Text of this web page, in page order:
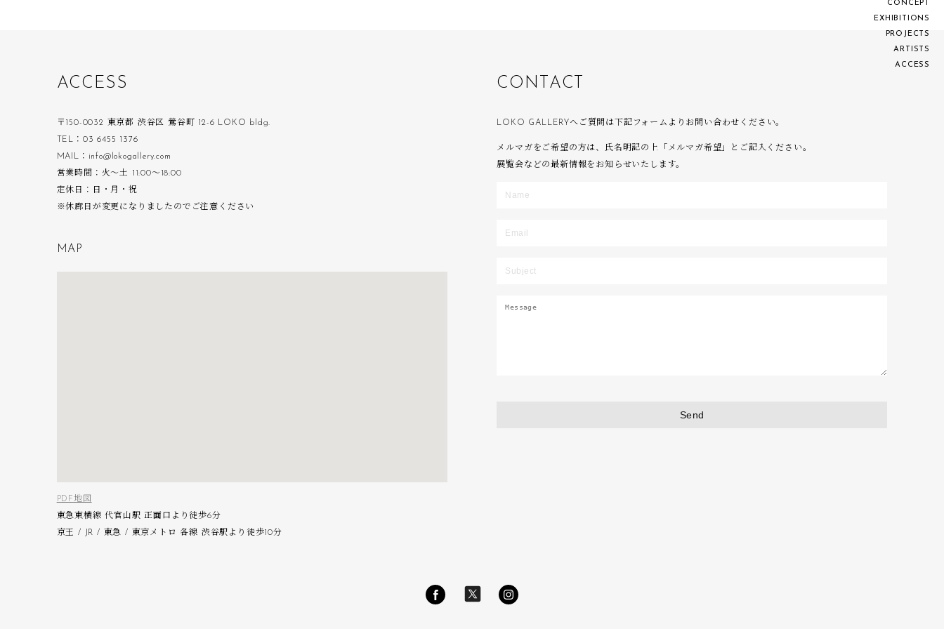
C O N C EP
EX H B O NS
PRO EC TS
A R S TS
AC C ESS
ACC ES S
〒150-0032 東京都 渋谷区 鶯谷町 12-6 LOKO bldg.
TEL：03 6455 1376
MAIL：info@lokogallery.com
営業時間：火〜土 11:00〜18:00
定休日：日・月・祝
※休廊日が変更になりましたのでご注意ください
M A P
PDF地図
東急東横線 代官山駅 正面口より徒歩6分
京王 / JR / 東急 / 東京メトロ 各線 渋谷駅より徒歩10分
CO N T AC T
LOKO GALLERYへご質問は下記フォームよりお問い合わせください。
メルマガをご希望の方は、氏名明記の上「メルマガ希望」とご記入ください。
展覧会などの最新情報をお知らせいたします。